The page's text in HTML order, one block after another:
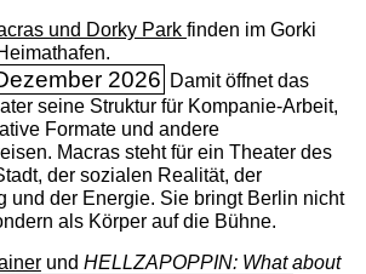
und Dorky Park finden im Gorki
2026 Damit öffnet das
seine Struktur für Kompanie-Arbeit,
Formate und andere
Macras steht für ein Theater des
der sozialen Realität, der
und der Energie. Sie bringt Berlin nicht
als Körper auf die Bühne.
und HELLZAPOPPIN: What about